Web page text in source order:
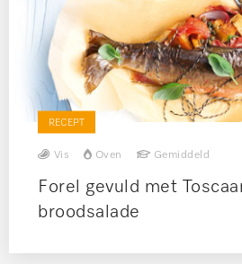
RECEPT
Vis Oven Gemiddeld
Forel gevuld met
broodsalade